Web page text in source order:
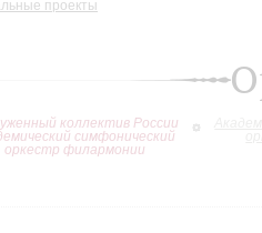
проекты
коллектив России
симфонический
оркестр филармонии